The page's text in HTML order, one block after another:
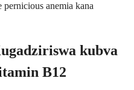
anemia kana
kubva
B12